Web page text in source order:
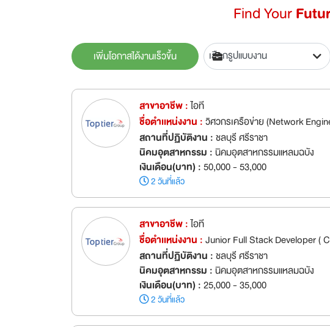
Find Your
เพิ่มโอกาสได้งานเร็วขึ้น
สาขาอาชีพ :ไอที
ชื่อตำเเหน่งงาน :วิศวกรเครือข่าย (Network
สถานที่ปฏิบัติงาน :ชลบุรี ศรีราชา
นิคมอุตสาหกรรม :นิคมอุตสาหกรรมแหลมฉบัง
เงินเดือน(บาท) :50,000 - 53,000
2 วันที่แล้ว
สาขาอาชีพ :ไอที
ชื่อตำเเหน่งงาน :Junior Full Stack Developer (
สถานที่ปฏิบัติงาน :ชลบุรี ศรีราชา
นิคมอุตสาหกรรม :นิคมอุตสาหกรรมแหลมฉบัง
เงินเดือน(บาท) :25,000 - 35,000
2 วันที่แล้ว